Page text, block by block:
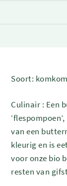
Soort:
Culinair : Een
van een
kleurig en is
voor onze bio
resten van